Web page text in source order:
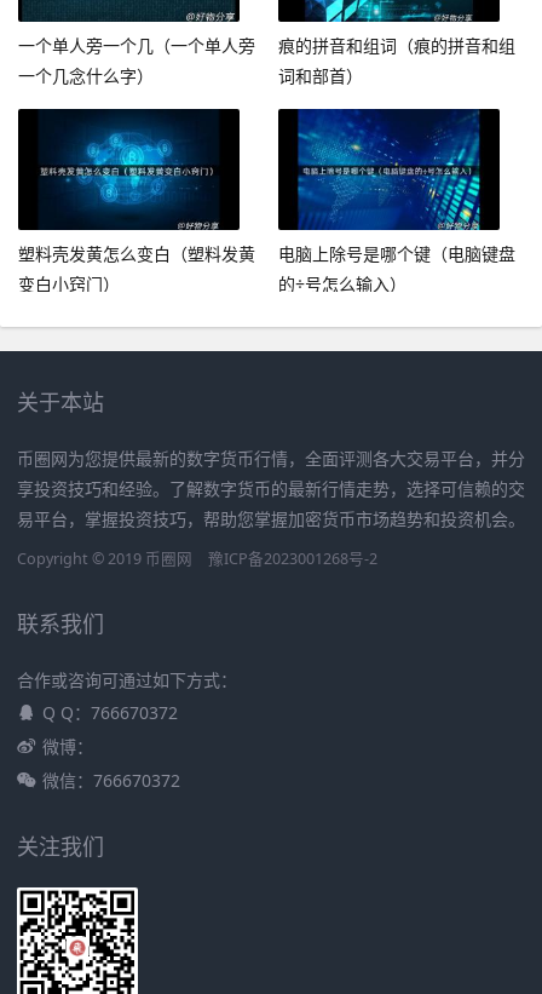
一个单人旁一个几（一个单人旁
一个几念什么字）
痕的拼音和组词（痕的拼音和组
词和部首）
塑料壳发黄怎么变白（塑料发黄
变白小窍门）
电脑上除号是哪个键（电脑键盘
的÷号怎么输入）
关于本站
币圈网为您提供最新的数字货币行情，全面评测各大交易平台，并分
享投资技巧和经验。了解数字货币的最新行情走势，选择可信赖的交
易平台，掌握投资技巧，帮助您掌握加密货币市场趋势和投资机会。
Copyright © 2019 币圈网 豫ICP备2023001268号-2
联系我们
合作或咨询可通过如下方式：
Q Q：766670372
微博：
微信：766670372
关注我们